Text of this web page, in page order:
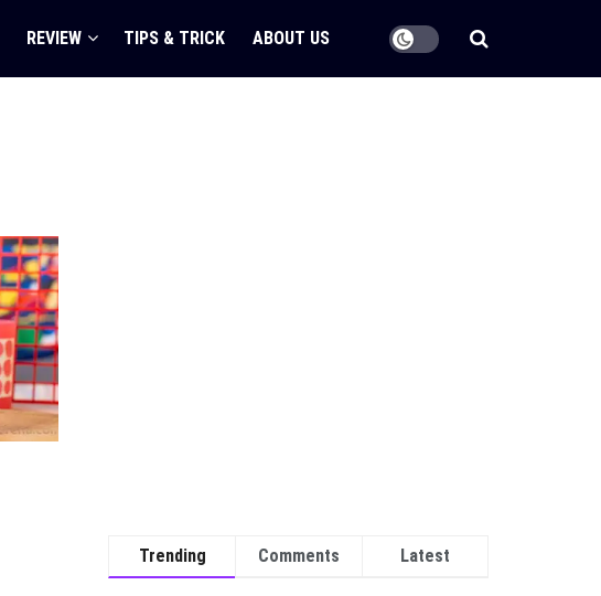
REVIEW TIPS & TRICK ABOUT US
Trending Comments Latest